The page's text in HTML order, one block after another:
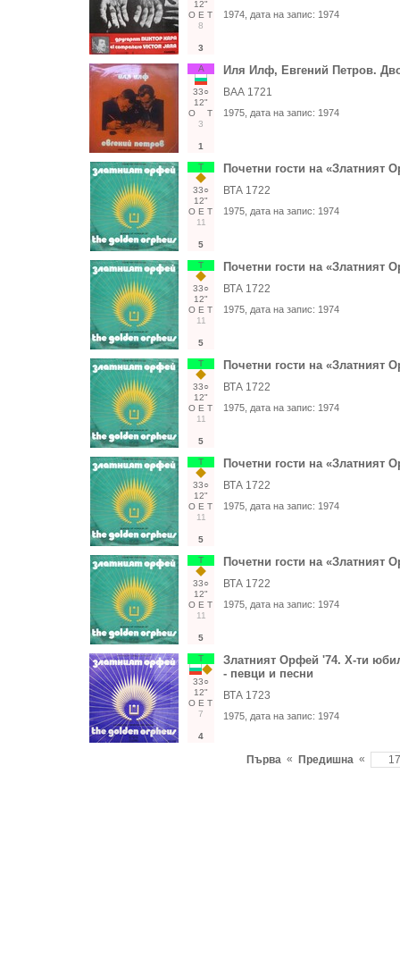
12"
О Е Т
8
3
1974 , дата на запис: 1974
А
33○
12"
О
Т
3
1
Иля Илф, Евгений Петров.
ВАА 1721
1975 , дата на запис: 1974
Т
33○
12"
О Е Т
11
5
Почетни гости на «Златният
ВТА 1722
1975 , дата на запис: 1974
Т
33○
12"
О Е Т
11
5
Почетни гости на «Златният
ВТА 1722
1975 , дата на запис: 1974
Т
33○
12"
О Е Т
11
5
Почетни гости на «Златният
ВТА 1722
1975 , дата на запис: 1974
Т
33○
12"
О Е Т
11
5
Почетни гости на «Златният
ВТА 1722
1975 , дата на запис: 1974
Т
33○
12"
О Е Т
11
5
Почетни гости на «Златният
ВТА 1722
1975 , дата на запис: 1974
Т
33○
12"
О Е Т
7
4
Златният Орфей '74. Х-ти
- певци и песни
ВТА 1723
1975 , дата на запис: 1974
Първа « Предишна «